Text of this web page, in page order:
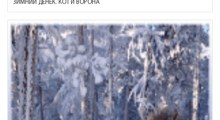
ЗИМНИЙ ДЕНЕК. КОТ И ВОРОНА